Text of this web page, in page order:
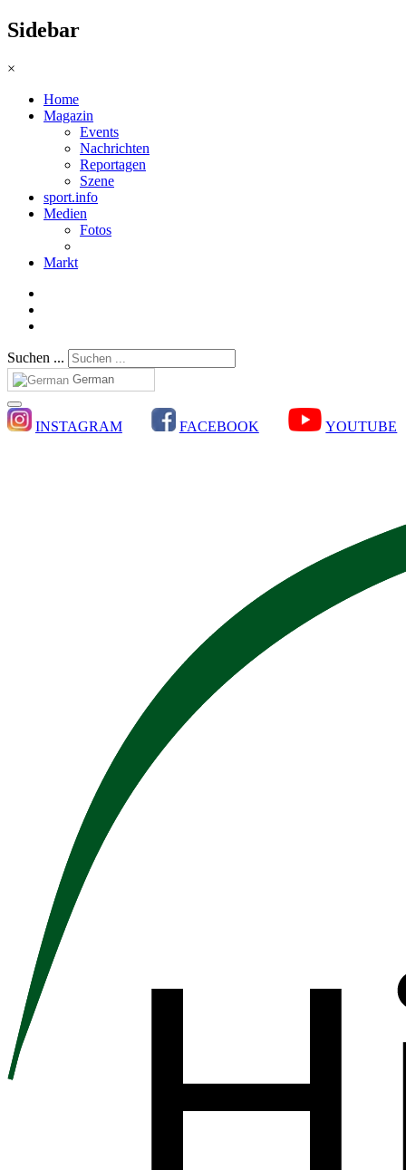
Sidebar
×
Home
Magazin
Events
Nachrichten
Reportagen
Szene
sport.info
Medien
Fotos
Markt
Suchen ...
German
INSTAGRAM FACEBOOK YOUTUBE